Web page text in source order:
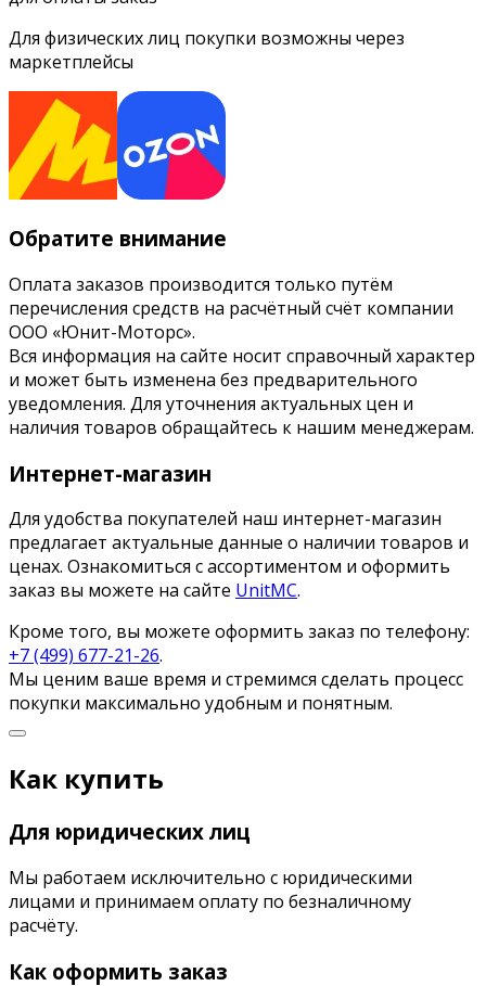
Для физических лиц покупки возможны через
маркетплейсы
Обратите внимание
Оплата заказов производится только путём
перечисления средств на расчётный счёт компании
ООО «Юнит-Моторс».
Вся информация на сайте носит справочный характер
и может быть изменена без предварительного
уведомления. Для уточнения актуальных цен и
наличия товаров обращайтесь к нашим менеджерам.
Интернет-магазин
Для удобства покупателей наш интернет-магазин
предлагает актуальные данные о наличии товаров и
ценах. Ознакомиться с ассортиментом и оформить
заказ вы можете на сайте UnitMC.
Кроме того, вы можете оформить заказ по телефону:
+7 (499) 677-21-26.
Мы ценим ваше время и стремимся сделать процесс
покупки максимально удобным и понятным.
Как купить
Для юридических лиц
Мы работаем исключительно с юридическими
лицами и принимаем оплату по безналичному
расчёту.
Как оформить заказ